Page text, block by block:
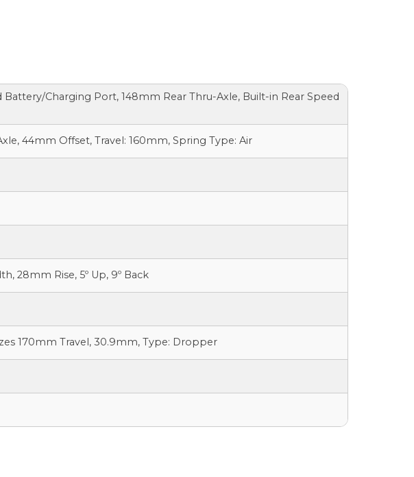
Charging Port, 148mm Rear Thru-Axle, Built-in Rear Speed
44mm Offset, Travel: 160mm, Spring Type: Air
28mm Rise, 5º Up, 9º Back
170mm Travel, 30.9mm, Type: Dropper